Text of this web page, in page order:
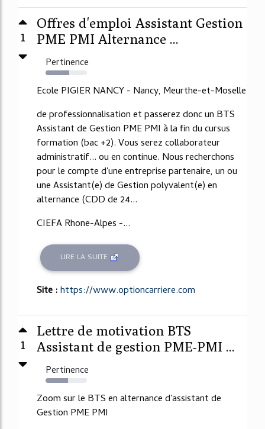
1
Offres d'emploi Assistant Gestion
PME PMI Alternance ...
Pertinence
57%
Ecole PIGIER NANCY - Nancy, Meurthe-et-Moselle
de professionnalisation et passerez donc un BTS
Assistant de Gestion PME PMI à la fin du cursus
formation (bac +2). Vous serez collaborateur
administratif... ou en continue. Nous recherchons
pour le compte d'une entreprise partenaire, un ou
une Assistant(e) de Gestion polyvalent(e) en
alternance (CDD de 24...
CIEFA Rhone-Alpes -...
LIRE LA SUITE
Site :https://www.optioncarriere.com
1
Lettre de motivation BTS
Assistant de gestion PME-PMI ...
Pertinence
54%
Zoom sur le BTS en alternance d'assistant de
Gestion PME PMI